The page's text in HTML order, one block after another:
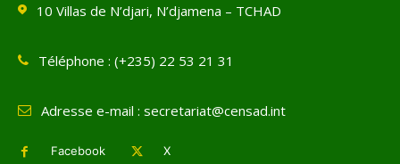
10 Villas de N’djari, N’djamena – TCHAD
Téléphone : (+235) 22 53 21 31
Adresse e-mail : secretariat@censad.int
Facebook X